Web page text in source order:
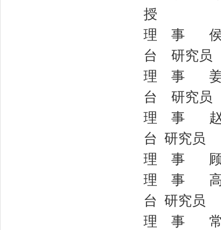
授
理 事 侯
台 研究员
理 事 姜
台 研究员
理 事 赵
台 研究员
理 事 顾
理 事 高
台 研究员
理 事 常